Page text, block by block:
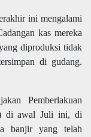
ini mengalami
kas mereka
diproduksi tidak
di gudang.
Pemberlakuan
di awal Juli ini, di
banjir yang telah